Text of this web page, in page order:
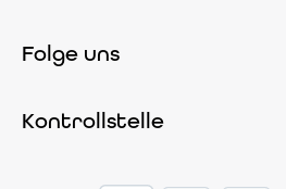
Folge uns
Kontrollstelle